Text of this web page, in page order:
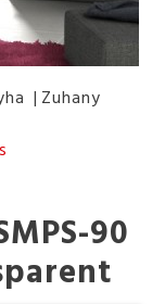
Zuhany
90